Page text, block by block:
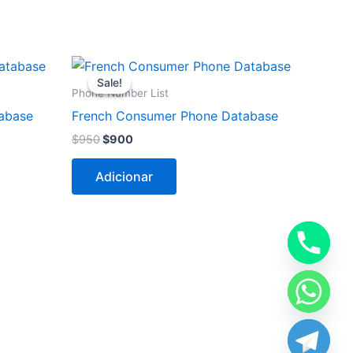
Sale!
Sale!
Phone Number List
French Consumer Phone Database
$950
O
preço
original
$950.
$900
O
preço
atual
$900.
Adicionar